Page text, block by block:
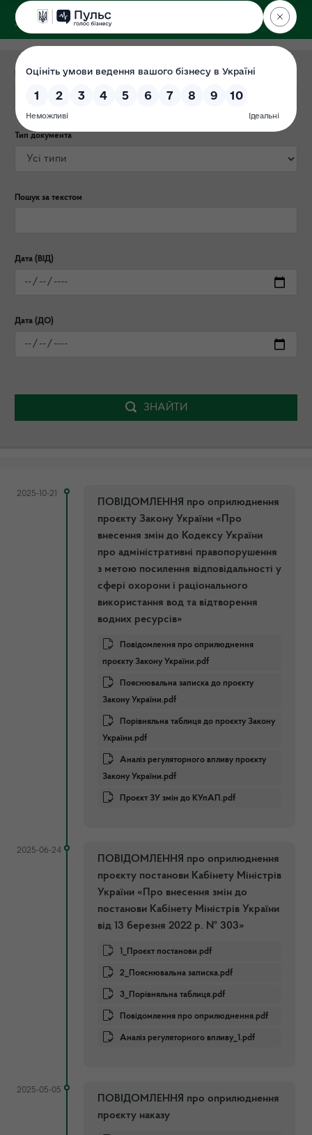
ДЕРЖЕКОІНСПЕКЦІЯ
Категорія публікації
Тип документа
Пошук за текстом
Дата (ВІД)
Дата (ДО)
ЗНАЙТИ
2025-10-21
ПОВІДОМЛЕННЯ про оприлюднення
проєкту Закону України «Про
внесення змін до Кодексу України
про адміністративні правопорушення
з метою посилення відповідальності у
сфері охорони і раціонального
використання вод та відтворення
водних ресурсів»
Повідомлення про оприлюднення
проєкту Закону України.pdf
Пояснювальна записка до проєкту
Закону України.pdf
Порівняльна таблиця до проєкту Закону
України.pdf
Аналіз регуляторного впливу проєкту
Закону України.pdf
Проєкт ЗУ змін до КУпАП.pdf
2025-06-24
ПОВІДОМЛЕННЯ про оприлюднення
проєкту постанови Кабінету Міністрів
України «Про внесення змін до
постанови Кабінету Міністрів України
від 13 березня 2022 р. № 303»
1_Проєкт постанови.pdf
2_Пояснювальна записка.pdf
3_Порівняльна таблиця.pdf
Повідомлення про оприлюднення.pdf
Аналіз регуляторного впливу_1.pdf
2025-05-05
ПОВІДОМЛЕННЯ про оприлюднення
проєкту наказу